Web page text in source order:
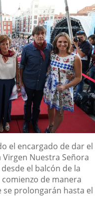
el encargado de dar el
Virgen Nuestra Señora
el balcón de la
de manera
se prolongarán hasta el